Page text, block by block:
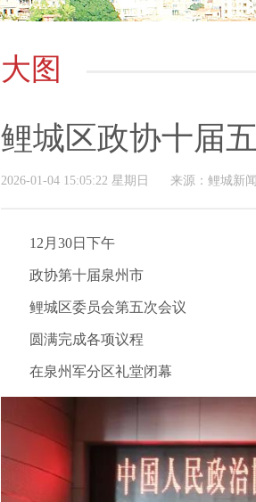
大图
鲤城区政协十届
2026-01-04 15:05:22 星期日 来源：鲤城新
12月30日下午
政协第十届泉州市
鲤城区委员会第五次会议
圆满完成各项议程
在泉州军分区礼堂闭幕